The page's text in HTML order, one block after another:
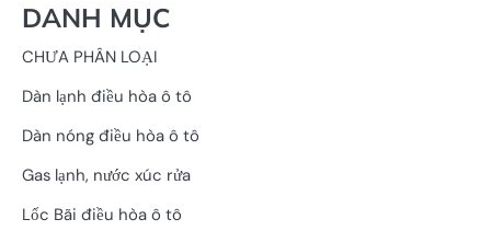
DANH MỤC
CHƯA PHÂN LOẠI
Dàn lạnh điều hòa ô tô
Dàn nóng điều hòa ô tô
Gas lạnh, nước xúc rửa
Lốc Bãi điều hòa ô tô